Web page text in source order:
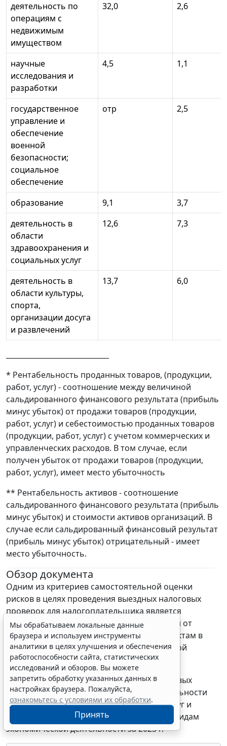
деятельность по
операциям с
недвижимым
имуществом
32,0 2,6
научные
исследования и
разработки
4,5 1,1
государственное
управление и
обеспечение
военной
безопасности;
социальное
обеспечение
отр 2,5
образование 9,1
3,7
деятельность в
области
здравоохранения и
социальных услуг
12,6 7,3
деятельность в
области культуры,
спорта,
организации досуга
и развлечений
13,7 6,0
* Рентабельность проданных товаров, (продукции,
работ, услуг) - соотношение между величиной
сальдированного финансового результата (прибыль
минус убыток) от продажи товаров (продукции,
работ, услуг) и себестоимостью проданных товаров
(продукции, работ, услуг) с учетом коммерческих и
управленческих расходов. В том случае, если
получен убыток от продажи товаров (продукции,
работ, услуг), имеет место убыточность
** Рентабельность активов - соотношение
сальдированного финансового результата (прибыль
минус убыток) и стоимости активов организаций. В
случае если сальдированный финансовый результат
(прибыль минус убыток) отрицательный - имеет
место убыточность.
Обзор документа
Одним из критериев самостоятельной оценки
рисков в целях проведения выездных налоговых
проверок для налогоплательщика является
отклонение уровня его налоговой нагрузки от
среднего уровня по хозяйствующим субъектам в
конкретной отрасли (по виду экономической
деятельности).
ФНС представила данные о среднеотраслевых
показателях налоговой нагрузки, рентабельности
проданных товаров, продукции, работ, услуг и
рентабельности активов организаций по видам
экономической деятельности за 2023 г.
Мы обрабатываем локальные данные
браузера и используем инструменты
аналитики в целях улучшения и обеспечения
работоспособности сайта, статистических
исследований и обзоров. Вы можете
запретить обработку указанных данных в
настройках браузера. Пожалуйста,
ознакомьтесь с условиями их обработки.
Принять